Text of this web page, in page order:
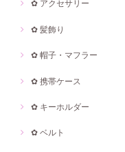
✿ アクセサリー
✿ 髪飾り
✿ 帽子・マフラー
✿ 携帯ケース
✿ キーホルダー
✿ ベルト